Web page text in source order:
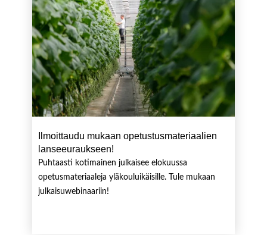
Ilmoittaudu mukaan opetustusmateriaalien
lanseeuraukseen!
Puhtaasti kotimainen julkaisee elokuussa
opetusmateriaaleja yläkouluikäisille. Tule mukaan
julkaisuwebinaariin!